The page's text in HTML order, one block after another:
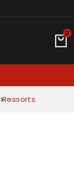
0
Ressorts